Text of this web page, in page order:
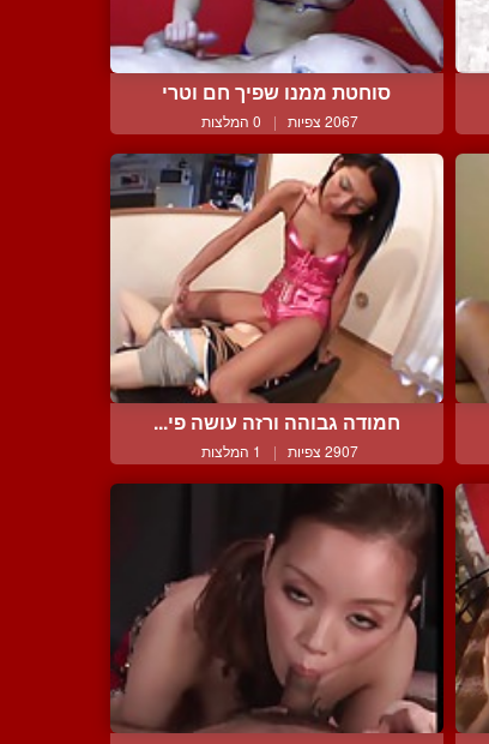
סוחטת ממנו שפיך חם וטרי
2067 צפיות | 0 המלצות
חמודה גבוהה ורזה עושה פי...
2907 צפיות | 1 המלצות